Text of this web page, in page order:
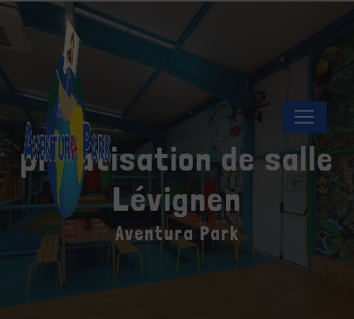
privatisation de salle
Lévignen
Aventura Park
Panneau de gestion des cookies